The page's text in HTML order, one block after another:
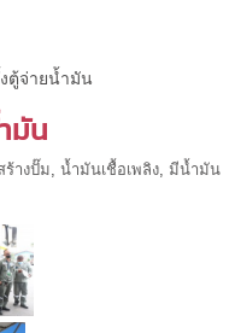
ตู้จ่ายน้ำมัน
มัน
ร้างปั๊ม, น้ำมันเชื้อเพลิง, มีน้ำมัน